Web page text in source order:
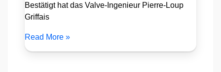
Bestätigt hat das Valve-Ingenieur Pierre-Loup
Griffais
Read More »